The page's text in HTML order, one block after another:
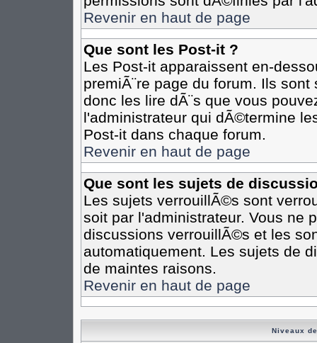
Revenir en haut de page
Que sont les Post-it ?
Les Post-it apparaissent en-
premiÃ¨re page du forum. Ils
donc les lire dÃ¨s que vous
l'administrateur qui dÃ©termine
Post-it dans chaque forum.
Revenir en haut de page
Que sont les sujets de
Les sujets verrouillÃ©s sont
soit par l'administrateur. Vous ne
discussions verrouillÃ©s et les
automatiquement. Les sujets de
de maintes raisons.
Revenir en haut de page
Niveaux